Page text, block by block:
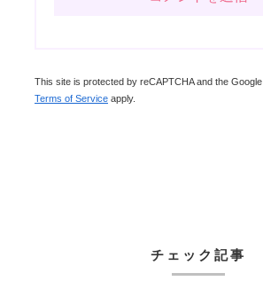
This site is protected by reCAPTCHA and the Google
Terms of Service apply.
チェック記事